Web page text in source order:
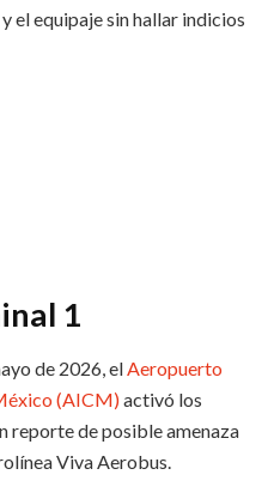
el equipaje sin hallar indicios
1
de 2026, el Aeropuerto
(AICM)activó los
reporte de posible amenaza
Viva Aerobus.